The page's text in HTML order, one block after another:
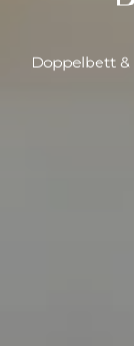
Doppelbett &